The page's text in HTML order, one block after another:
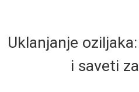
Uklanjanje
i saveti